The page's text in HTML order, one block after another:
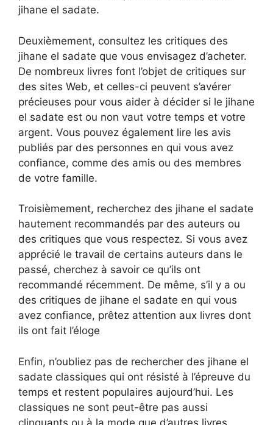
jihane el sadate.
Deuxièmement, consultez les critiques des
jihane el sadate que vous envisagez d’acheter.
De nombreux livres font l’objet de critiques sur
des sites Web, et celles-ci peuvent s’avérer
précieuses pour vous aider à décider si le jihane
el sadate est ou non vaut votre temps et votre
argent. Vous pouvez également lire les avis
publiés par des personnes en qui vous avez
confiance, comme des amis ou des membres
de votre famille.
Troisièmement, recherchez des jihane el sadate
hautement recommandés par des auteurs ou
des critiques que vous respectez. Si vous avez
apprécié le travail de certains auteurs dans le
passé, cherchez à savoir ce qu’ils ont
recommandé récemment. De même, s’il y a ou
des critiques de jihane el sadate en qui vous
avez confiance, prêtez attention aux livres dont
ils ont fait l’éloge
Enfin, n’oubliez pas de rechercher des jihane el
sadate classiques qui ont résisté à l’épreuve du
temps et restent populaires aujourd’hui. Les
classiques ne sont peut-être pas aussi
clinquants ou à la mode que d’autres livres,